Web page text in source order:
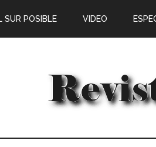
SUR POSIBLE VIDEO